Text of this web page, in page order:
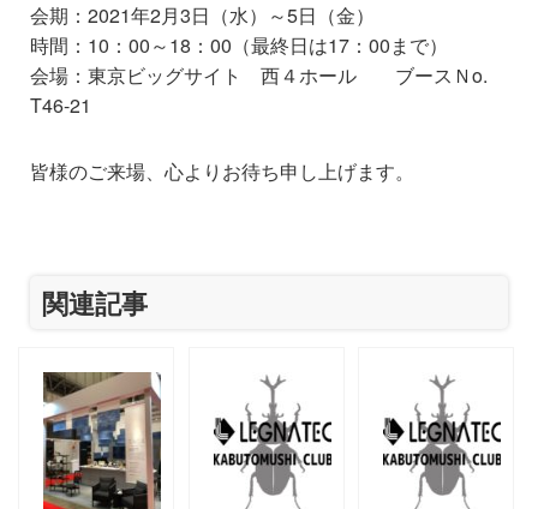
会期：2021年2月3日（水）～5日（金）
時間：10：00～18：00（最終日は17：00まで）
会場：東京ビッグサイト 西４ホール ブースＮo.
T46-21
皆様のご来場、心よりお待ち申し上げます。
関連記事